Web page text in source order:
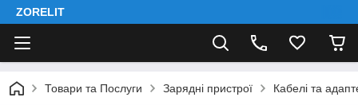
ZORELIT
Товари та Послуги Зарядні пристрої Кабелі та